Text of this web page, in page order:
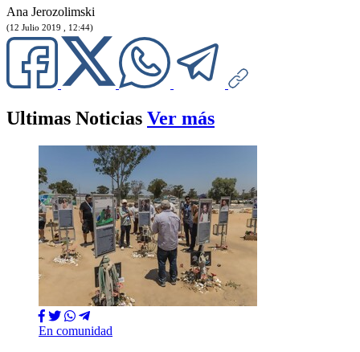
Ana Jerozolimski
(12 Julio 2019 , 12:44)
Ultimas Noticias Ver más
En comunidad